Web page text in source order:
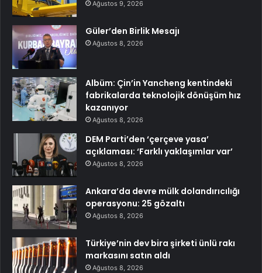
Ağustos 9, 2026
Güler’den Birlik Mesajı
Ağustos 8, 2026
Albüm: Çin’in Yancheng kentindeki
fabrikalarda teknolojik dönüşüm hız
kazanıyor
Ağustos 8, 2026
DEM Parti’den ‘çerçeve yasa’
açıklaması: ‘Farklı yaklaşımlar var’
Ağustos 8, 2026
Ankara’da devre mülk dolandırıcılığı
operasyonu: 25 gözaltı
Ağustos 8, 2026
Türkiye’nin dev bira şirketi ünlü rakı
markasını satın aldı
Ağustos 8, 2026